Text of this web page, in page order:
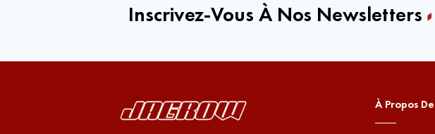
Inscrivez-Vous À Nos Newsletters
À Propos De